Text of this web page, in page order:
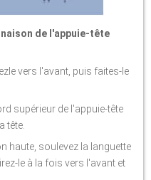
de l'appuie-tête
vers l'avant, puis faites-le
supérieur de l'appuie-tête
tête.
haute, soulevez la languette
le à la fois vers l'avant et